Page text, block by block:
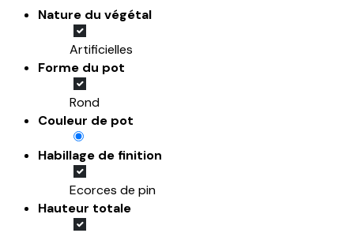
Nature du végétal
Artificielles
Forme du pot
Rond
Couleur de pot
Habillage de finition
Ecorces de pin
Hauteur totale